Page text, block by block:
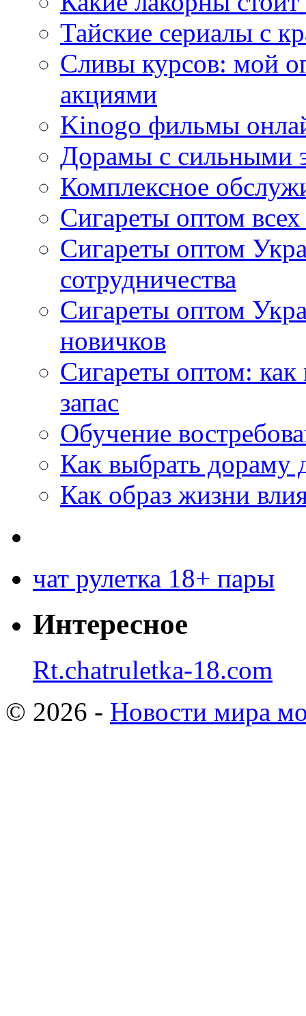
Тайские сериалы с
Сливы курсов: мой
акциями
Kinogo фильмы
Дорамы с сильными
Комплексное
Сигареты оптом
Сигареты оптом
сотрудничества
Сигареты оптом
новичков
Сигареты оптом:
запас
Обучение
Как выбрать дораму
Как образ жизни
чат рулетка 18+ пары
Интересное
Rt.chatruletka-18.com
© 2026 - Новости мира